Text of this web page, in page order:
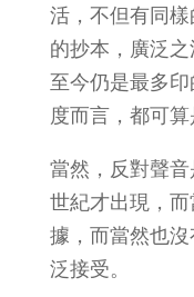
活，不但有同
的抄本，廣泛
至今仍是最多
度而言，都可算
當然，反對聲
世紀才出現，
據，而當然也
泛接受。